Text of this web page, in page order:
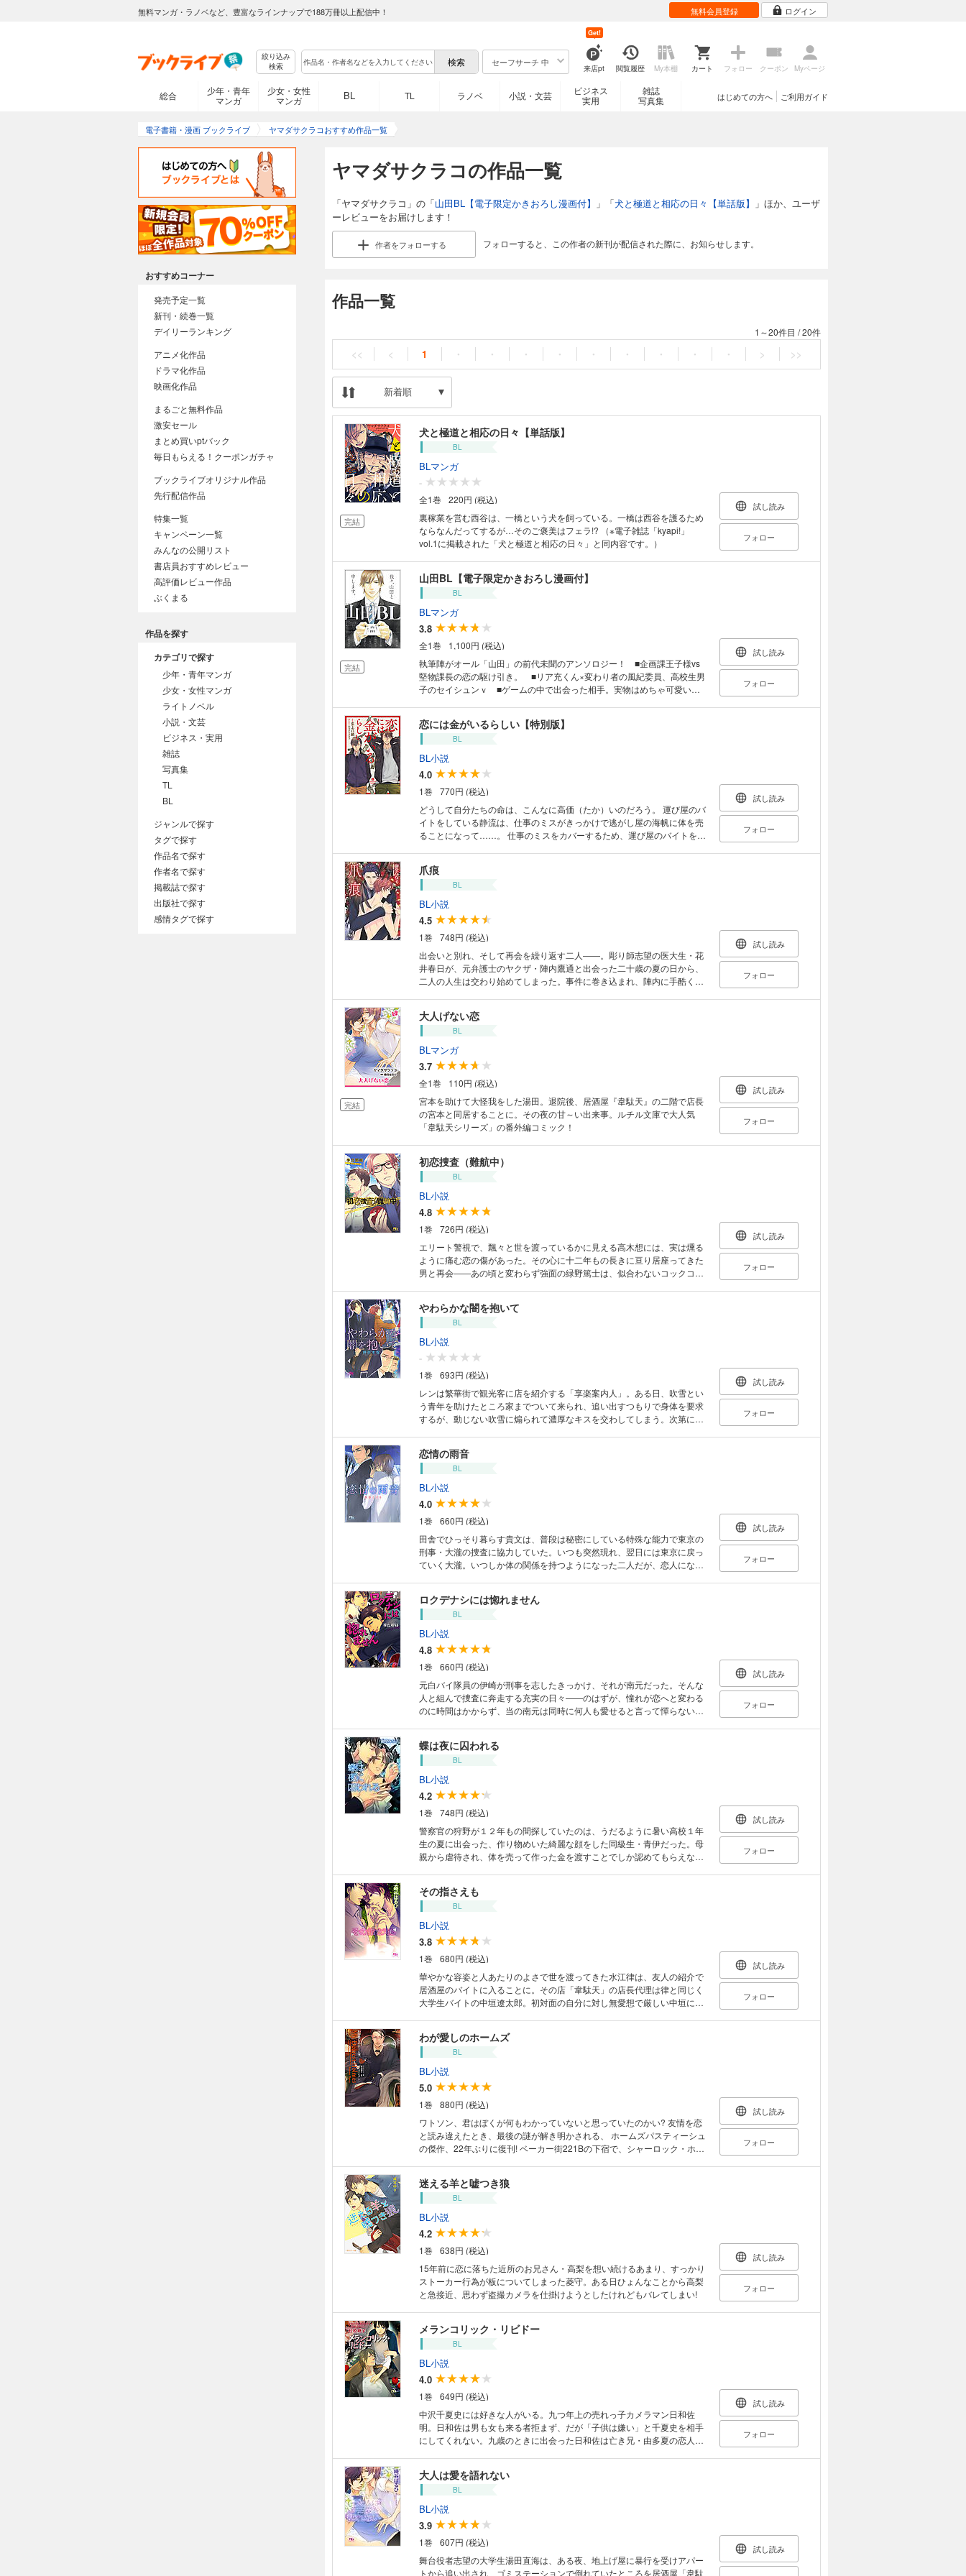
無料マンガ・ラノベなど、豊富なラインナップで188万冊以上配信中！ 無料会員登録 ログイン
絞り込み
検索
セーフサーチ 中
来店pt
Get!
閲覧履歴 My本棚 カート フォロー クーポン Myページ
総合
少年・青年
マンガ
少女・女性
マンガ
BL TL ラノベ 小説・文芸
ビジネス
実用
雑誌
写真集
ご利用ガイド
はじめての方へ
電子書籍・漫画 ブックライブ ヤマダサクラコおすすめ作品一覧
ヤマダサクラコの作品一覧
「ヤマダサクラコ」の「山田BL【電子限定かきおろし漫画付】 」「犬と極道と相応の日々【単話版】
」ほか、ユーザ
ーレビューをお届けします！
作者をフォローする フォローすると、この作者の新刊が配信された際に、お知らせします。
作品一覧
1～20件目 /20件
<< < 1 ・ ・ ・ ・ ・ ・ ・ ・ ・ > >>
新着順
完結
犬と極道と相応の日々【単話版】
BL
BLマンガ
-
全1巻
220円 (税込)
裏稼業を営む西谷は、一橋という犬を飼っている。一橋は西谷を護るため
ならなんだってするが…そのご褒美はフェラ!? （※電子雑誌「kyapi!」
vol.1に掲載された「犬と極道と相応の日々」と同内容です。）
試し読み
フォロー
完結
山田BL【電子限定かきおろし漫画付】
BL
BLマンガ
3.8
全1巻
1,100円 (税込)
執筆陣がオール「山田」の前代未聞のアンソロジー！ ■企画課王子様vs
堅物課長の恋の駆け引き。 ■リア充くん×変わり者の風紀委員、高校生男
子のセイシュンｖ ■ゲームの中で出会った相手。実物はめちゃ可愛い同
試し読み
フォロー
恋には金がいるらしい【特別版】
BL
BL小説
4.0
1巻
770円 (税込)
どうして自分たちの命は、こんなに高価（たか）いのだろう。 運び屋のバ
イトをしている静流は、仕事のミスがきっかけで逃がし屋の海帆に体を売
ることになって……。 仕事のミスをカバーするため、運び屋のバイトをし
い込んだ一人では遂行不可能な仕事を請けるため、静流は海帆を頼ること
に。逃がし屋である海帆は運びの仕事はしないと言っていたが、切羽詰ま
っている静流を今の状況から逃がすということで引き受けてくれた。さら
に報酬交渉の結果、静流は再び海帆とセックスすることを選ぶが、そこで
静流の抱える秘密の一つを知られて……。 紙書籍時、フェア用に書き下ろ
されたSSを収録した特別版！
試し読み
フォロー
爪痕
BL
BL小説
4.5
1巻
748円 (税込)
出会いと別れ、そして再会を繰り返す二人――。彫り師志望の医大生・花
井春日が、元弁護士のヤクザ・陣内鷹通と出会った二十歳の夏の日から、
二人の人生は交わり始めてしまった。事件に巻き込まれ、陣内に手酷く体
籍版には、紙版に収録されている口絵・挿絵は収録されていません。イラ
ストは表紙のみの収録となります。ご了承ください。
試し読み
フォロー
完結
大人げない恋
BL
BLマンガ
3.7
全1巻
110円 (税込)
宮本を助けて大怪我をした湯田。退院後、居酒屋『韋駄天』の二階で店長
の宮本と同居することに。その夜の甘～い出来事。ルチル文庫で大人気
「韋駄天シリーズ」の番外編コミック！
試し読み
フォロー
初恋捜査（難航中）
BL
BL小説
4.8
1巻
726円 (税込)
エリート警視で、飄々と世を渡っているかに見える高木想には、実は燻る
ように痛む恋の傷があった。その心に十二年もの長きに亘り居座ってきた
男と再会――あの頃と変わらず強面の緑野篤士は、似合わないコックコー
わり】電子書籍版には、紙版に収録されている口絵・挿絵は収録されてい
ません。イラストは表紙のみの収録となります。ご了承ください。
試し読み
フォロー
やわらかな闇を抱いて
BL
BL小説
-
1巻
693円 (税込)
レンは繁華街で観光客に店を紹介する「享楽案内人」。ある日、吹雪とい
う青年を助けたところ家までついて来られ、追い出すつもりで身体を要求
するが、動じない吹雪に煽られて濃厚なキスを交わしてしまう。次第に吹
子書籍版には、紙版に収録されている口絵・挿絵は収録されていません。
イラストは表紙のみの収録となります。ご了承ください。
試し読み
フォロー
恋情の雨音
BL
BL小説
4.0
1巻
660円 (税込)
田舎でひっそり暮らす貴文は、普段は秘密にしている特殊な能力で東京の
刑事・大瀧の捜査に協力していた。いつも突然現れ、翌日には東京に戻っ
ていく大瀧。いつしか体の関係を持つようになった二人だが、恋人になっ
り】電子書籍版には、紙版に収録されている口絵・挿絵は収録されていま
せん。イラストは表紙のみの収録となります。ご了承ください。
試し読み
フォロー
ロクデナシには惚れません
BL
BL小説
4.8
1巻
660円 (税込)
元白バイ隊員の伊崎が刑事を志したきっかけ、それが南元だった。そんな
人と組んで捜査に奔走する充実の日々――のはずが、憧れが恋へと変わる
のに時間はかからず、当の南元は同時に何人も愛せると言って憚らない博
り】電子書籍版には、紙版に収録されている口絵・挿絵は収録されていま
せん。イラストは表紙のみの収録となります。ご了承ください。
試し読み
フォロー
蝶は夜に囚われる
BL
BL小説
4.2
1巻
748円 (税込)
警察官の狩野が１２年もの間探していたのは、うだるように暑い高校１年
生の夏に出会った、作り物めいた綺麗な顔をした同級生・青伊だった。母
親から虐待され、体を売って作った金を渡すことでしか認めてもらえない
【おことわり】電子書籍版には、紙版に収録されている口絵・挿絵は収録
されていません。イラストは表紙のみの収録となります。ご了承くださ
い。
試し読み
フォロー
その指さえも
BL
BL小説
3.8
1巻
680円 (税込)
華やかな容姿と人あたりのよさで世を渡ってきた水江律は、友人の紹介で
居酒屋のバイトに入ることに。その店「韋駄天」の店長代理は律と同じく
大学生バイトの中垣遼太郎。初対面の自分に対し無愛想で厳しい中垣に反
ている口絵・挿絵は収録されていません。イラストは表紙のみの収録とな
ります。ご了承ください。
試し読み
フォロー
わが愛しのホームズ
BL
BL小説
5.0
1巻
880円 (税込)
ワトソン、君はぼくが何もわかっていないと思っていたのかい? 友情を恋
と読み違えたとき、最後の謎が解き明かされる、 ホームズパスティーシュ
の傑作、22年ぶりに復刊! ベーカー街221Bの下宿で、シャーロック・ホー
た。 そんなある日、美しい夫人がホームズの元を訪れ、同居女性の不可解
な言動について調べてほしいと告げる。 事件の解明が進む中で、ワトソン
は自分とホームズの関係に向き合うこととなる――。 ホームズとワトソン
の関係に新たな光を投げかけた、ホームズパスティーシュの傑作、ファン
待望の復刊!
試し読み
フォロー
迷える羊と嘘つき狼
BL
BL小説
4.2
1巻
638円 (税込)
15年前に恋に落ちた近所のお兄さん・高梨を想い続けるあまり、すっかり
ストーカー行為が板についてしまった菱守。ある日ひょんなことから高梨
と急接近、思わず盗撮カメラを仕掛けようとしたけれどもバレてしまい!
試し読み
フォロー
メランコリック・リビドー
BL
BL小説
4.0
1巻
649円 (税込)
中沢千夏史には好きな人がいる。九つ年上の売れっ子カメラマン日和佐
明。日和佐は男も女も来る者拒まず、だが「子供は嫌い」と千夏史を相手
にしてくれない。九歳のときに出会った日和佐は亡き兄・由多夏の恋人
試し読み
フォロー
大人は愛を語れない
BL
BL小説
3.9
1巻
607円 (税込)
舞台役者志望の大学生湯田直海は、ある夜、地上げ屋に暴行を受けアパー
トから追い出され、ゴミステーションで倒れていたところを居酒屋「韋駄
試し読み
おすすめコーナー
発売予定一覧
新刊・続巻一覧
デイリーランキング
アニメ化作品
ドラマ化作品
映画化作品
まるごと無料作品
激安セール
まとめ買いptバック
毎日もらえる！クーポンガチャ
ブックライブオリジナル作品
先行配信作品
特集一覧
キャンペーン一覧
みんなの公開リスト
書店員おすすめレビュー
高評価レビュー作品
ぶくまる
作品を探す
カテゴリで探す
少年・青年マンガ
少女・女性マンガ
ライトノベル
小説・文芸
ビジネス・実用
雑誌
写真集
TL
BL
ジャンルで探す
タグで探す
作品名で探す
作者名で探す
掲載誌で探す
出版社で探す
感情タグで探す